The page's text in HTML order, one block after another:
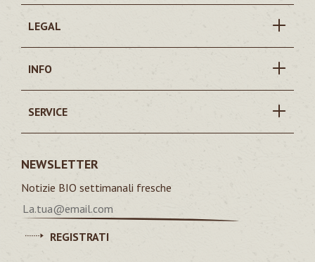
LEGAL
INFO
SERVICE
NEWSLETTER
Notizie BIO settimanali fresche
REGISTRATI